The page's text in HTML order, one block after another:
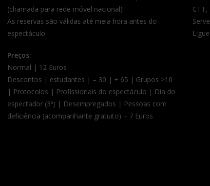
(chamada para rede móvel nacional)
As reservas são válidas até meia hora antes do
espectáculo.
Preços:
Normal | 12 Euros
Descontos | estudantes | – 30 | + 65 | Grupos >10
| Protocolos | Profissionais do espectáculo | Dia do
espectador (3ª) | Desempregados | Pessoas com
deficiência (acompanhante gratuito) – 7 Euros
CTT,